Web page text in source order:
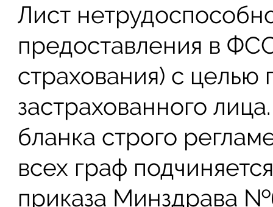
Лист
предоставления в
страхования) с целью
застрахованного
бланка строго
всех граф
приказа Минздрава